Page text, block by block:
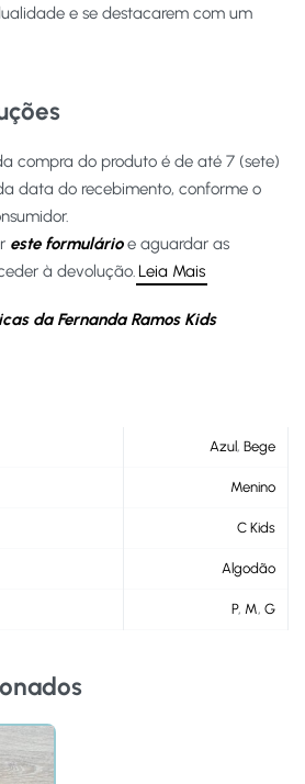
e se destacarem com um
compra do produto é de até 7 (sete)
data do recebimento, conforme o
este formulárioe aguardar as
à devolução.Leia Mais
da Fernanda Ramos Kids
Azul, Bege
Menino
C Kids
Algodão
P, M, G